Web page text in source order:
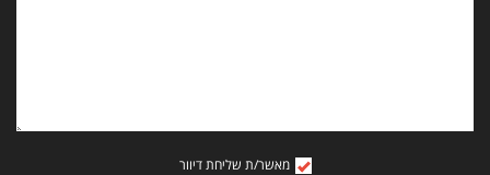
מאשר/ת שליחת דיוור